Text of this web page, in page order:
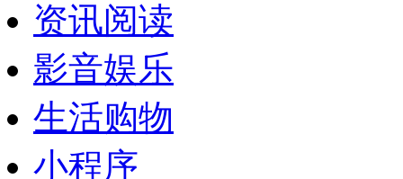
资讯阅读
影音娱乐
生活购物
小程序